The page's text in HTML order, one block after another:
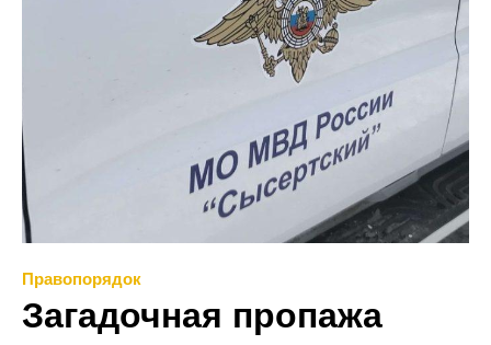
Правопорядок
Загадочная пропажа